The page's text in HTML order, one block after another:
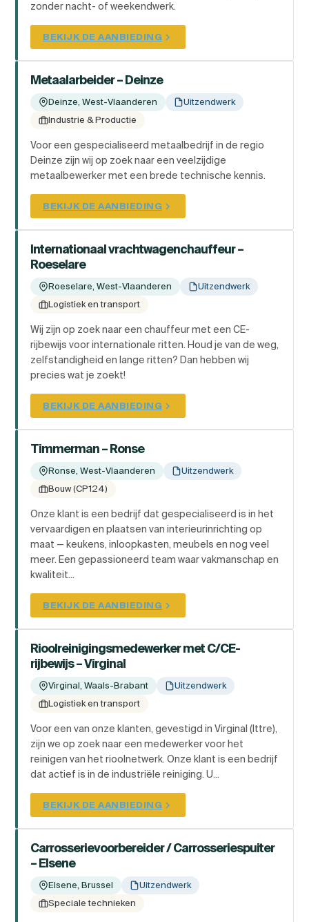
zonder nacht- of weekendwerk.
BEKIJK DE AANBIEDING
Metaalarbeider – Deinze
Deinze, West-Vlaanderen
Uitzendwerk
Industrie & Productie
Voor een gespecialiseerd metaalbedrijf in de regio
Deinze zijn wij op zoek naar een veelzijdige
metaalbewerker met een brede technische kennis.
BEKIJK DE AANBIEDING
Internationaal vrachtwagenchauffeur –
Roeselare
Roeselare, West-Vlaanderen
Uitzendwerk
Logistiek en transport
Wij zijn op zoek naar een chauffeur met een CE-
rijbewijs voor internationale ritten. Houd je van de weg,
zelfstandigheid en lange ritten? Dan hebben wij
precies wat je zoekt!
BEKIJK DE AANBIEDING
Timmerman – Ronse
Ronse, West-Vlaanderen
Uitzendwerk
Bouw (CP124)
Onze klant is een bedrijf dat gespecialiseerd is in het
vervaardigen en plaatsen van interieurinrichting op
maat — keukens, inloopkasten, meubels en nog veel
meer. Een gepassioneerd team waar vakmanschap en
kwaliteit...
BEKIJK DE AANBIEDING
Rioolreinigingsmedewerker met C/CE-
rijbewijs – Virginal
Virginal, Waals-Brabant
Uitzendwerk
Logistiek en transport
Voor een van onze klanten, gevestigd in Virginal (Ittre),
zijn we op zoek naar een medewerker voor het
reinigen van het rioolnetwerk. Onze klant is een bedrijf
dat actief is in de industriële reiniging. U...
BEKIJK DE AANBIEDING
Carrosserievoorbereider / Carrosseriespuiter
– Elsene
Elsene, Brussel
Uitzendwerk
Speciale technieken